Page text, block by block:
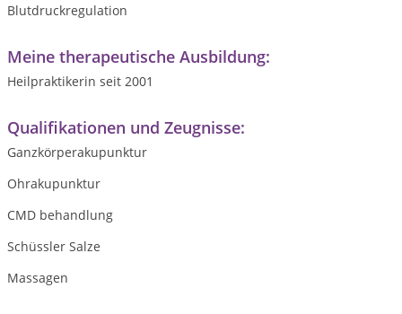
Blutdruckregulation
Meine therapeutische Ausbildung:
Heilpraktikerin seit 2001
Qualifikationen und Zeugnisse:
Ganzkörperakupunktur
Ohrakupunktur
CMD behandlung
Schüssler Salze
Massagen